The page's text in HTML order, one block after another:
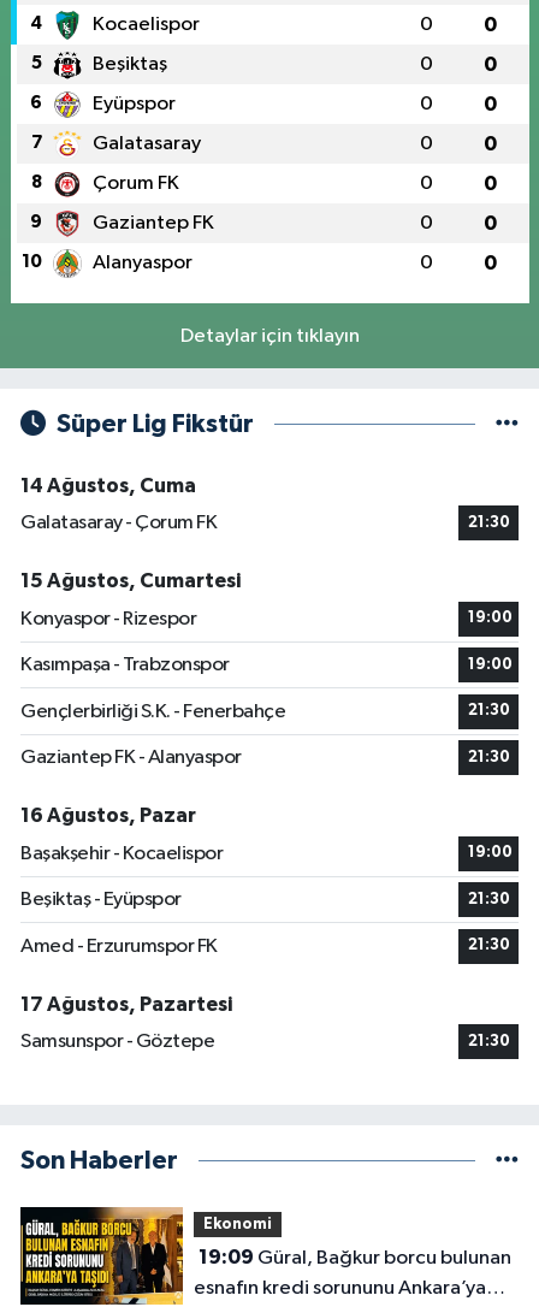
4 Kocaelispor 0 0
5 Beşiktaş 0 0
6 Eyüpspor 0 0
7 Galatasaray 0 0
8 Çorum FK 0 0
9 Gaziantep FK 0 0
10 Alanyaspor 0 0
Detaylar için tıklayın
Süper Lig Fikstür
14 Ağustos, Cuma
Galatasaray - Çorum FK
21:30
15 Ağustos, Cumartesi
Konyaspor - Rizespor
19:00
Kasımpaşa - Trabzonspor 19:00
Gençlerbirliği S.K. - Fenerbahçe 21:30
Gaziantep FK - Alanyaspor 21:30
16 Ağustos, Pazar
Başakşehir - Kocaelispor
19:00
Beşiktaş - Eyüpspor 21:30
Amed - Erzurumspor FK 21:30
17 Ağustos, Pazartesi
Samsunspor - Göztepe
21:30
Son Haberler
Ekonomi
19:09
esnafın kredi sorununu Ankara’ya